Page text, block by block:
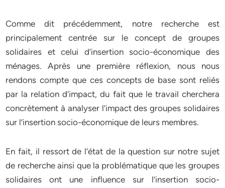
Comme dit précédemment, notre recherche est
principalement centrée sur le concept de groupes
solidaires et celui d’insertion socio-économique des
ménages. Après une première réflexion, nous nous
rendons compte que ces concepts de base sont reliés
par la relation d’impact, du fait que le travail cherchera
concrètement à analyser l’impact des groupes solidaires
sur l’insertion socio-économique de leurs membres.
En fait, il ressort de l’état de la question sur notre sujet
de recherche ainsi que la problématique que les groupes
solidaires ont une influence sur l’insertion socio-